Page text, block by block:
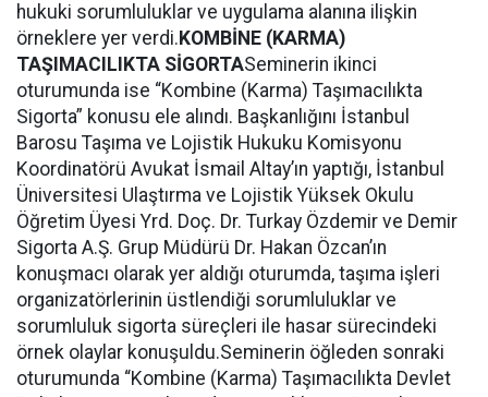
hukuki sorumluluklar ve uygulama alanına ilişkin
örneklere yer verdi. KOMBİNE (KARMA)
TAŞIMACILIKTA SİGORTASeminerin ikinci
oturumunda ise “Kombine (Karma) Taşımacılıkta
Sigorta” konusu ele alındı. Başkanlığını İstanbul
Barosu Taşıma ve Lojistik Hukuku Komisyonu
Koordinatörü Avukat İsmail Altay’ın yaptığı, İstanbul
Üniversitesi Ulaştırma ve Lojistik Yüksek Okulu
Öğretim Üyesi Yrd. Doç. Dr. Turkay Özdemir ve Demir
Sigorta A.Ş. Grup Müdürü Dr. Hakan Özcan’ın
konuşmacı olarak yer aldığı oturumda, taşıma işleri
organizatörlerinin üstlendiği sorumluluklar ve
sorumluluk sigorta süreçleri ile hasar sürecindeki
örnek olaylar konuşuldu.Seminerin öğleden sonraki
oturumunda “Kombine (Karma) Taşımacılıkta Devlet